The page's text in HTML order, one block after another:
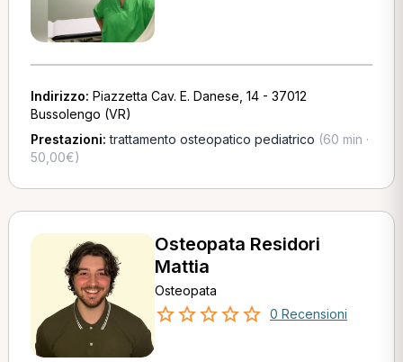
Indirizzo: Piazzetta Cav. E. Danese, 14 - 37012
Bussolengo (VR)
Prestazioni:trattamento osteopatico pediatrico (60 min ·
50,00€)
Osteopata Residori
Mattia
Osteopata
0 Recensioni